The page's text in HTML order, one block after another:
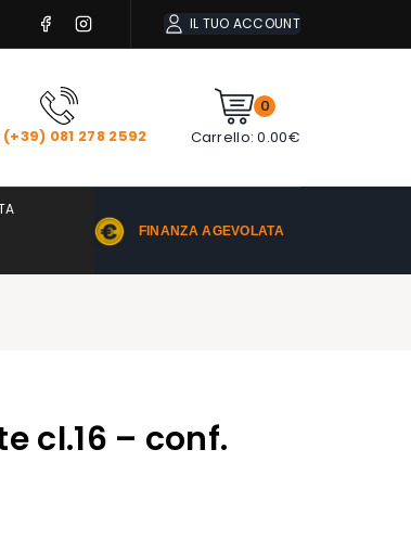
IL TUO ACCOUNT
081 278 2592
0
Carrello: 0.00€
FINANZA AGEVOLATA
cl.16 – conf.